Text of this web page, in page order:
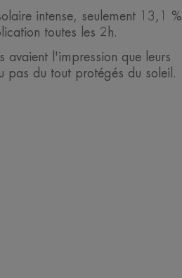
intense, seulement 13,1 %
toutes les 2h.
avaient l'impression que leurs
pas du tout protégés du soleil.